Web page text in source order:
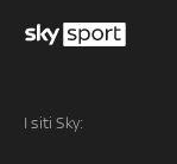
I siti Sky: